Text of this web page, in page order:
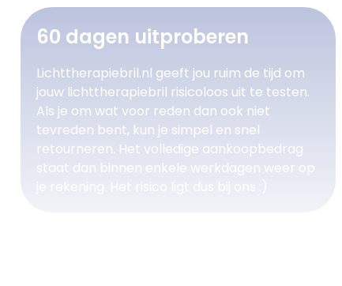
60 dagen uitproberen
Lichttherapiebril.nl geeft jou ruim de tijd om
jouw lichttherapiebril risicoloos uit te testen.
Als je om wat voor reden dan ook niet
tevreden bent, kun je simpel en snel
retourneren. Het volledige aankoopbedrag
staat dan binnen enkele werkdagen weer op